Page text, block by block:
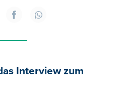
Interview zum